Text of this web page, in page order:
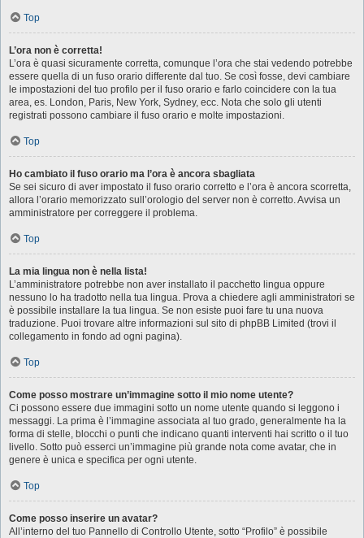
Top
L’ora non è corretta!
L’ora è quasi sicuramente corretta, comunque l’ora che stai vedendo potrebbe
essere quella di un fuso orario differente dal tuo. Se così fosse, devi cambiare
le impostazioni del tuo profilo per il fuso orario e farlo coincidere con la tua
area, es. London, Paris, New York, Sydney, ecc. Nota che solo gli utenti
registrati possono cambiare il fuso orario e molte impostazioni.
Top
Ho cambiato il fuso orario ma l’ora è ancora sbagliata
Se sei sicuro di aver impostato il fuso orario corretto e l’ora è ancora scorretta,
allora l’orario memorizzato sull’orologio del server non è corretto. Avvisa un
amministratore per correggere il problema.
Top
La mia lingua non è nella lista!
L’amministratore potrebbe non aver installato il pacchetto lingua oppure
nessuno lo ha tradotto nella tua lingua. Prova a chiedere agli amministratori se
è possibile installare la tua lingua. Se non esiste puoi fare tu una nuova
traduzione. Puoi trovare altre informazioni sul sito di phpBB Limited (trovi il
collegamento in fondo ad ogni pagina).
Top
Come posso mostrare un’immagine sotto il mio nome utente?
Ci possono essere due immagini sotto un nome utente quando si leggono i
messaggi. La prima è l’immagine associata al tuo grado, generalmente ha la
forma di stelle, blocchi o punti che indicano quanti interventi hai scritto o il tuo
livello. Sotto può esserci un’immagine più grande nota come avatar, che in
genere è unica e specifica per ogni utente.
Top
Come posso inserire un avatar?
All’interno del tuo Pannello di Controllo Utente, sotto “Profilo” è possibile